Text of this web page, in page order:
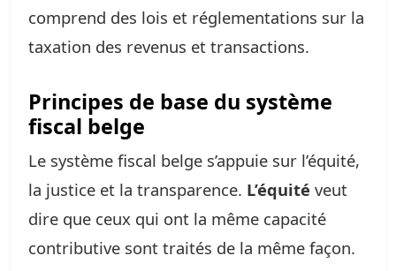
comprend des lois et réglementations sur la
taxation des revenus et transactions.
Principes de base du système
fiscal belge
Le système fiscal belge s’appuie sur l’équité,
la justice et la transparence. L’équité veut
dire que ceux qui ont la même capacité
contributive sont traités de la même façon.